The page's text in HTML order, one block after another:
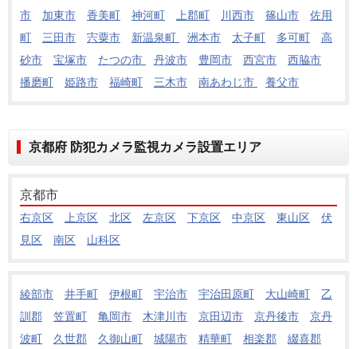
市
加東市 香美町 神河町 上郡町 川西市 篠山市
佐用
町
三田市 宍粟市 新温泉町 洲本市 太子町 多可町
高
砂市
宝塚市 たつの市 丹波市 豊岡市 西宮市
西脇市
播磨町
姫路市 福崎町 三木市 南あわじ市 養父市
京都府 防犯カメラ監視カメラ設置エリア
京都市
右京区 上京区 北区 左京区 下京区 中京区 東山区
伏
見区
南区 山科区
綾部市 井手町 伊根町 宇治市 宇治田原町 大山崎町
乙
訓郡
笠置町 亀岡市 木津川市 京田辺市 京丹後市
京丹
波町
久世郡 久御山町 城陽市 精華町 相楽郡
綴喜郡